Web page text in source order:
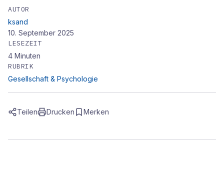
AUTOR
ksand
10. September 2025
LESEZEIT
4 Minuten
RUBRIK
Gesellschaft & Psychologie
Teilen Drucken Merken